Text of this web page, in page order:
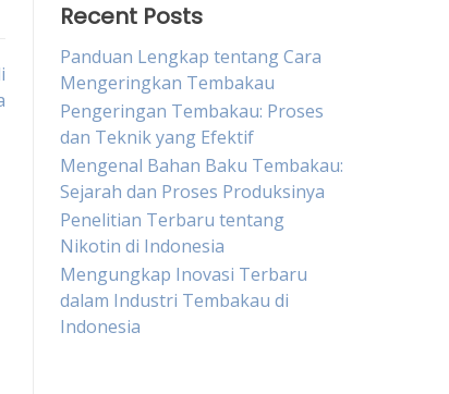
Recent Posts
Panduan Lengkap tentang Cara
Mengeringkan Tembakau
Pengeringan Tembakau: Proses
dan Teknik yang Efektif
Mengenal Bahan Baku Tembakau:
Sejarah dan Proses Produksinya
Penelitian Terbaru tentang
Nikotin di Indonesia
Mengungkap Inovasi Terbaru
dalam Industri Tembakau di
Indonesia